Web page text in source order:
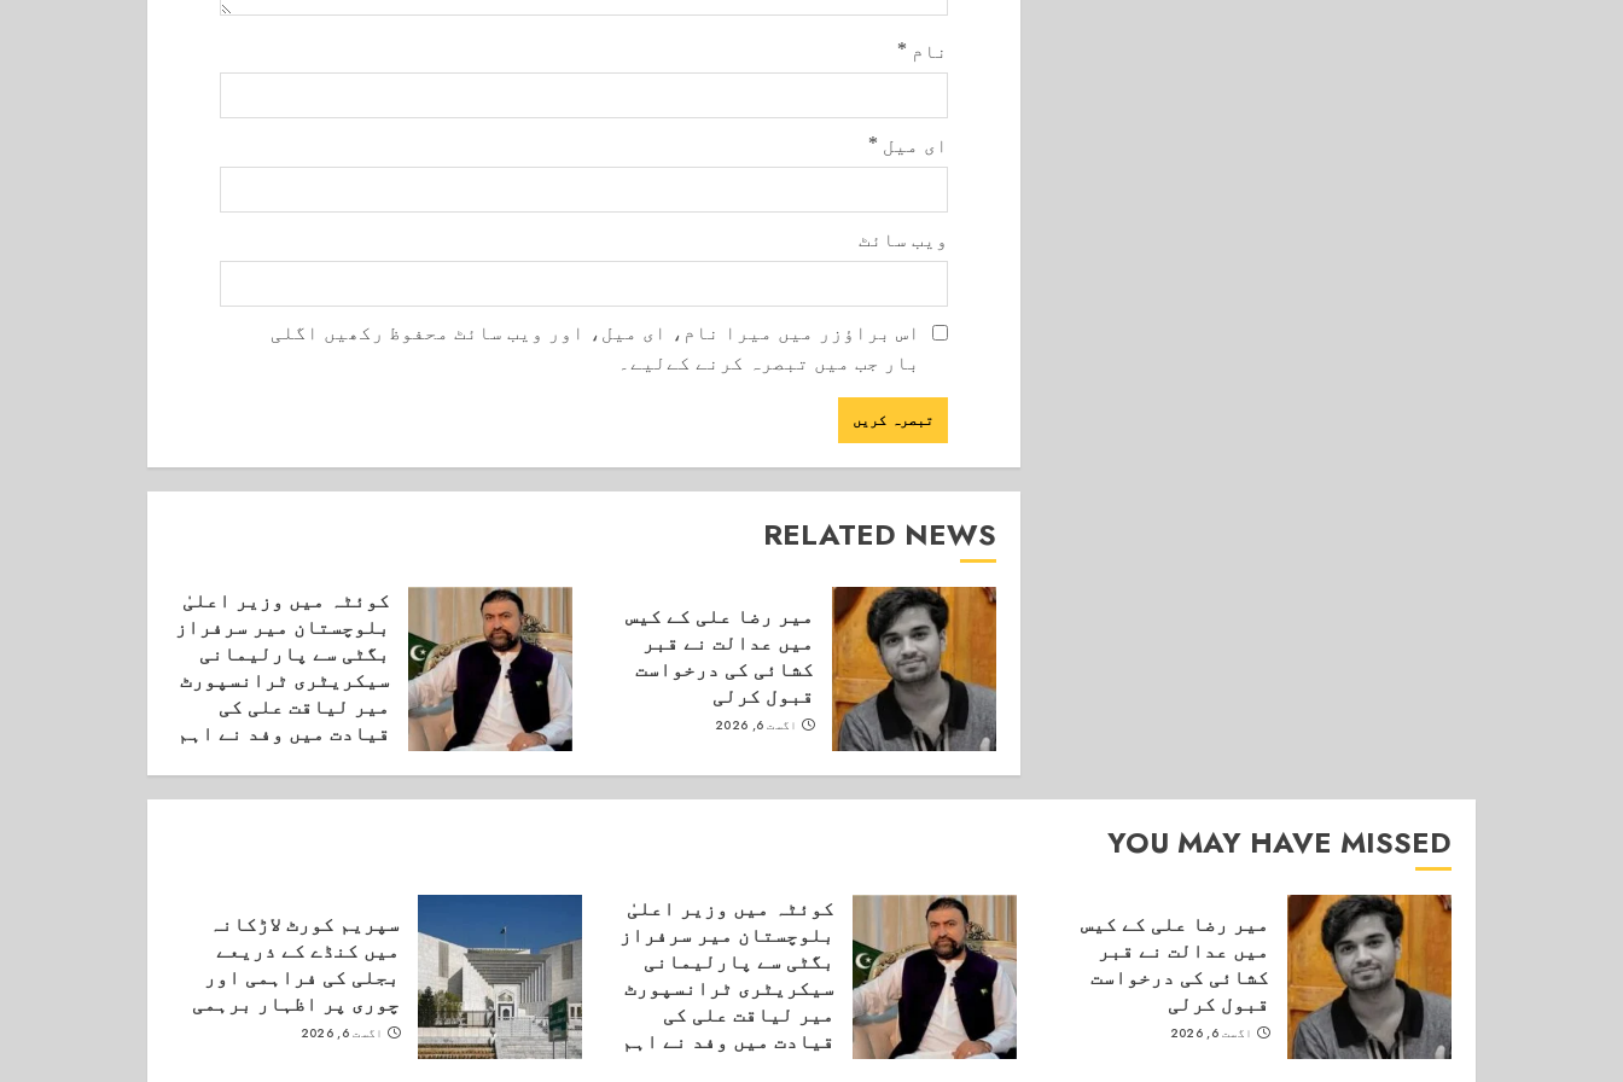
نام *
ای میل *
ویب‌ سائٹ
اس براؤزر میں میرا نام، ای میل، اور ویب سائٹ محفوظ رکھیں اگلی
بار جب میں تبصرہ کرنے کےلیے۔
RELATED NEWS
میر رضا علی کے کیس
میں عدالت نے قبر
کشائی کی درخواست
قبول کرلی
اگست 6, 2026
کوئٹہ میں وزیر اعلیٰ
بلوچستان میر سرفراز
بگٹی سے پارلیمانی
سیکریٹری ٹرانسپورٹ
میر لیاقت علی کی
قیادت میں وفد نے اہم
YOU MAY HAVE MISSED
میر رضا علی کے کیس
میں عدالت نے قبر
کشائی کی درخواست
قبول کرلی
اگست 6, 2026
کوئٹہ میں وزیر اعلیٰ
بلوچستان میر سرفراز
بگٹی سے پارلیمانی
سیکریٹری ٹرانسپورٹ
میر لیاقت علی کی
قیادت میں وفد نے اہم
سپریم کورٹ لاڑکانہ
میں کنڈے کے ذریعے
بجلی کی فراہمی اور
چوری پر اظہار برہمی
اگست 6, 2026